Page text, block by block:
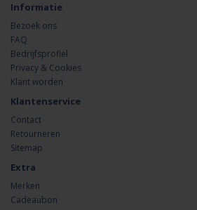
Informatie
Bezoek ons
FAQ
Bedrijfsprofiel
Privacy & Cookies
Klant worden
Klantenservice
Contact
Retourneren
Sitemap
Extra
Merken
Cadeaubon